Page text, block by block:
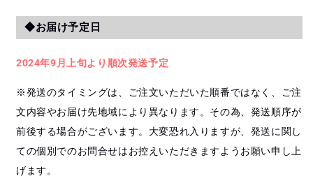
◆お届け予定日
2024年9月上旬より順次発送予定
※発送のタイミングは、ご注文いただいた順番ではなく、ご注
文内容やお届け先地域により異なります。その為、発送順序が
前後する場合がございます。大変恐れ入りますが、発送に関し
ての個別でのお問合せはお控えいただきますようお願い申し上
げます。